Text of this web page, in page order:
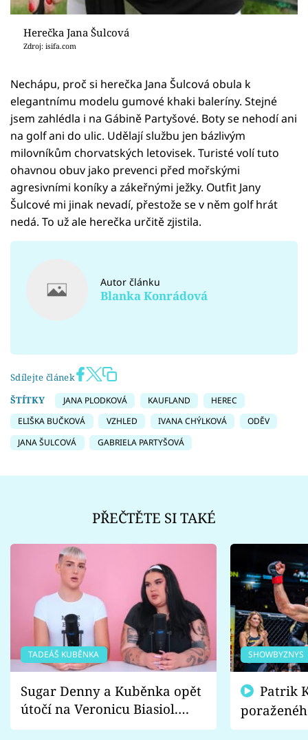
Herečka Jana Šulcová
Zdroj: isifa.com
Nechápu, proč si herečka Jana Šulcová obula k
elegantnímu modelu gumové khaki baleríny. Stejné
jsem zahlédla i na Gábině Partyšové. Boty se nehodí ani
na golf ani do ulic. Udělají službu jen bázlivým
milovníkům chorvatských letovisek. Turisté volí tuto
ohavnou obuv jako prevenci před mořskými
agresivními koníky a zákeřnými ježky. Outfit Jany
Šulcové mi jinak nevadí, přestože se v něm golf hrát
nedá. To už ale herečka určitě zjistila.
Autor článku
Blanka Konrádová
Sdílejte článek
ŠTÍTKY
JANA PLODKOVÁ KAUFLAND
HEREC
ELIŠKA BUČKOVÁ
VZHLED IVANA CHÝLKOVÁ
ODĚV
JANA ŠULCOVÁ
GABRIELA PARTYŠOVÁ
PŘEČTĚTE SI TAKÉ
TADEÁŠ KUBĚNKA
Sugar Denny a Kuběnka opět
útočí na Veronicu Biasiol.
Proč je podle nich falešná a
SHOWBYZNYS
fanoušci